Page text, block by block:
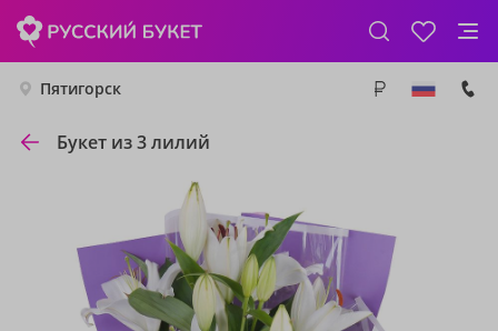
Пятигорск
Букет из 3 лилий